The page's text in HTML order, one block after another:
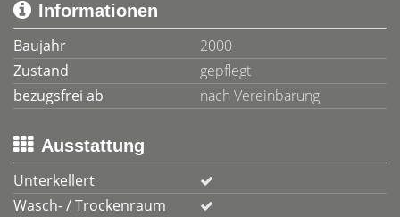
Informationen
Baujahr
2000
Zustand
gepflegt
bezugsfrei ab
nach Vereinbarung
Ausstattung
Unterkellert
Wasch- / Trockenraum